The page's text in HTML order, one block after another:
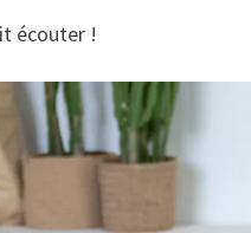
écouter !